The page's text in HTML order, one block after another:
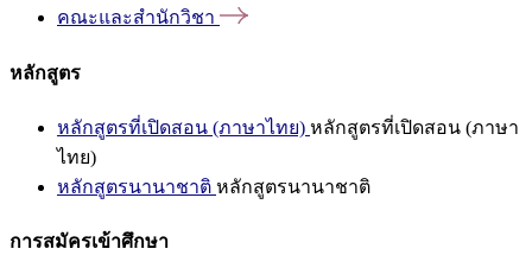
คณะและสำนักวิชา
หลักสูตร
หลักสูตรที่เปิดสอน (ภาษาไทย) หลักสูตรที่เปิดสอน (ภาษา
ไทย)
หลักสูตรนานาชาติ หลักสูตรนานาชาติ
การสมัครเข้าศึกษา